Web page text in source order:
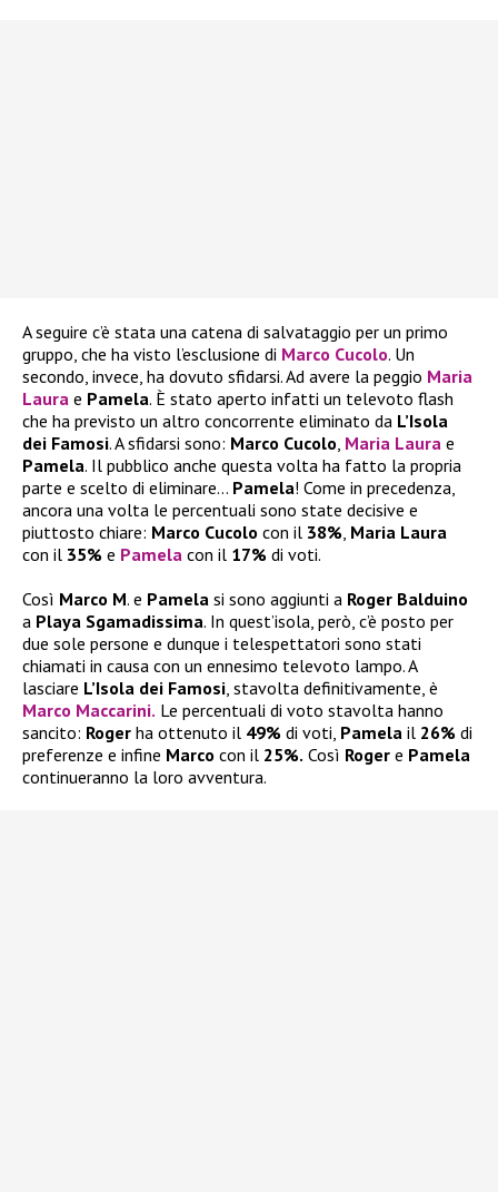
A seguire c’è stata una catena di salvataggio per un primo
gruppo, che ha visto l’esclusione di Marco Cucolo. Un
secondo, invece, ha dovuto sfidarsi. Ad avere la peggio Maria
Laura e Pamela. È stato aperto infatti un televoto flash
che ha previsto un altro concorrente eliminato da L’Isola
dei Famosi. A sfidarsi sono: Marco Cucolo, Maria Laura e
Pamela. Il pubblico anche questa volta ha fatto la propria
parte e scelto di eliminare… Pamela! Come in precedenza,
ancora una volta le percentuali sono state decisive e
piuttosto chiare: Marco Cucolo con il 38%, Maria Laura
con il 35% e Pamela con il 17% di voti.
Così Marco M. e Pamela si sono aggiunti a Roger Balduino
a Playa Sgamadissima. In quest’isola, però, c’è posto per
due sole persone e dunque i telespettatori sono stati
chiamati in causa con un ennesimo televoto lampo. A
lasciare L’Isola dei Famosi, stavolta definitivamente, è
Marco Maccarini. Le percentuali di voto stavolta hanno
sancito: Roger ha ottenuto il 49% di voti, Pamela il 26% di
preferenze e infine Marco con il 25%. Così Roger e Pamela
continueranno la loro avventura.